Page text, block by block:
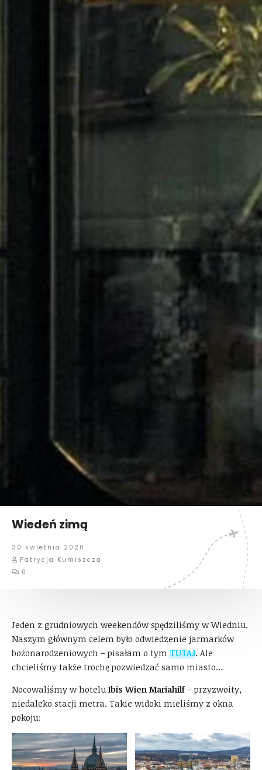
Wiedeń zimą
30 kwietnia 2020
Patrycja Kumiszcza
0
Jeden z grudniowych weekendów spędziliśmy w Wiedniu.
Naszym głównym celem było odwiedzenie jarmarków
bożonarodzeniowych – pisałam o tym TUTAJ. Ale
chcieliśmy także trochę pozwiedzać samo miasto…
Nocowaliśmy w hotelu Ibis Wien Mariahilf – przyzwoity,
niedaleko stacji metra. Takie widoki mieliśmy z okna
pokoju: